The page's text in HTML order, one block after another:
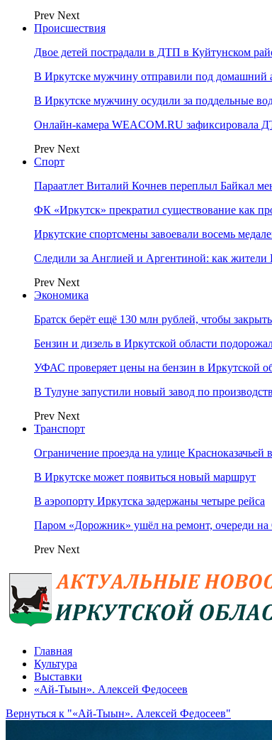
Prev Next
Происшествия
Двое детей пострадали в ДТП в Куйтунском
В Иркутске мужчину отправили под домашний
В Иркутске мужчину осудили за поддельные
Онлайн-камера WEACOM.RU зафиксировала
Prev Next
Спорт
Параатлет Виталий Кочнев переплыл Байкал
ФК «Иркутск» прекратил существование как
Иркутские спортсмены завоевали восемь
Следили за Англией и Аргентиной: как
Prev Next
Экономика
Братск берёт ещё 130 млн рублей, чтобы
Бензин и дизель в Иркутской области
УФАС проверяет цены на бензин в Иркутской
В Тулуне запустили новый завод по
Prev Next
Транспорт
Ограничение проезда на улице Красноказачьей
В Иркутске может появиться новый маршрут
В аэропорту Иркутска задержаны четыре рейса
Паром «Дорожник» ушёл на ремонт, очереди на
Prev Next
Главная
Культура
Выставки
«Ай-Тыын». Алексей Федосеев
Вернуться к "«Ай-Тыын». Алексей Федосеев"